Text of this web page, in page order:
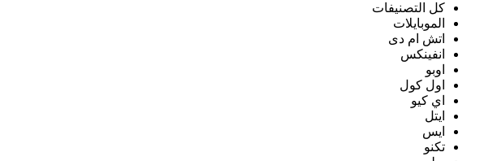
كل التصنيفات
الموبايلات
اتش ام دى
انفينكس
اوبو
اول كول
اي كيو
ايتل
ايس
تكنو